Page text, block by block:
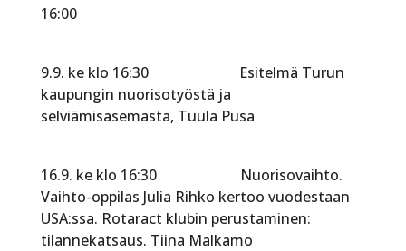
16:00
9.9. ke klo 16:30 Esitelmä Turun
kaupungin nuorisotyöstä ja
selviämisasemasta, Tuula Pusa
16.9. ke klo 16:30 Nuorisovaihto.
Vaihto-oppilas Julia Rihko kertoo vuodestaan
USA:ssa. Rotaract klubin perustaminen:
tilannekatsaus. Tiina Malkamo